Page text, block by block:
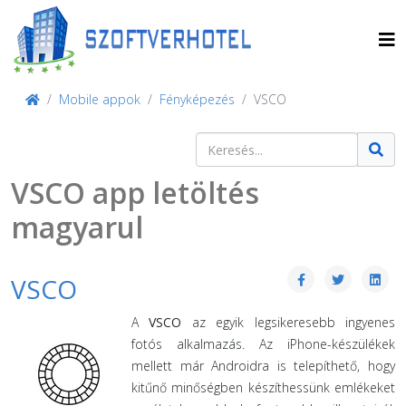
Mobile appok Fényképezés VSCO
Keresés
VSCO app letöltés
magyarul
VSCO
AVSCO az egyik legsikeresebb ingyenes
fotós alkalmazás. Az iPhone-készülékek
mellett már Androidra is telepíthető, hogy
kitűnő minőségben készíthessünk emlékeket